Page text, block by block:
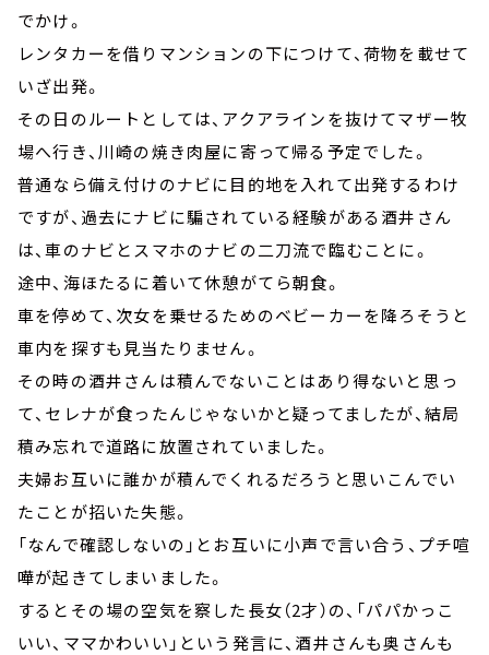
でかけ。
レンタカーを借りマンションの下につけて、荷物を載せて
いざ出発。
その日のルートとしては、アクアラインを抜けてマザー牧
場へ行き、川崎の焼き肉屋に寄って帰る予定でした。
普通なら備え付けのナビに目的地を入れて出発するわけ
ですが、過去にナビに騙されている経験がある酒井さん
は、車のナビとスマホのナビの二刀流で臨むことに。
途中、海ほたるに着いて休憩がてら朝食。
車を停めて、次女を乗せるためのベビーカーを降ろそうと
車内を探すも見当たりません。
その時の酒井さんは積んでないことはあり得ないと思っ
て、セレナが食ったんじゃないかと疑ってましたが、結局
積み忘れで道路に放置されていました。
夫婦お互いに誰かが積んでくれるだろうと思いこんでい
たことが招いた失態。
「なんで確認しないの」とお互いに小声で言い合う、プチ喧
嘩が起きてしまいました。
するとその場の空気を察した長女（2才）の、「パパかっこ
いい、ママかわいい」という発言に、酒井さんも奥さんも